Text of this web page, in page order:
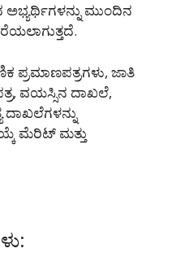
ಮುಂದಿನ
ಪ್ರಮಾಣಪತ್ರಗಳು, ಜಾತಿ
ವಯಸ್ಸಿನ ದಾಖಲೆ,
ದಾಖಲೆಗಳನ್ನು
ಮೆರಿಟ್ ಮತ್ತು